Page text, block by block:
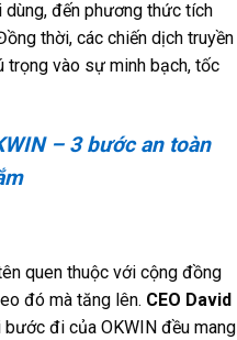
đến phương thức tích
thời, các chiến dịch truyền
trọng vào sự minh bạch, tốc
– 3 bước an toàn
quen thuộc với cộng đồng
đó mà tăng lên. CEO David
đi của OKWIN đều mang